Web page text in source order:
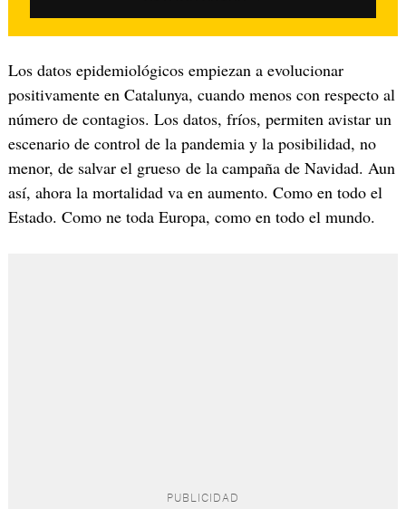
Los datos epidemiológicos empiezan a evolucionar
positivamente en Catalunya, cuando menos con respecto al
número de contagios. Los datos, fríos, permiten avistar un
escenario de control de la pandemia y la posibilidad, no
menor, de salvar el grueso de la campaña de Navidad. Aun
así, ahora la mortalidad va en aumento. Como en todo el
Estado. Como ne toda Europa, como en todo el mundo.